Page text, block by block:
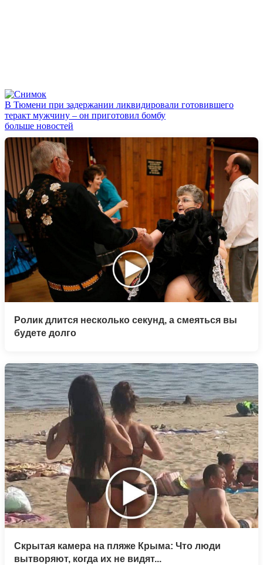
В Тюмени при задержании ликвидировали готовившего
теракт мужчину – он приготовил бомбу
больше новостей
Ролик длится несколько секунд, а смеяться вы
будете долго
Скрытая камера на пляже Крыма: Что люди
вытворяют, когда их не видят...